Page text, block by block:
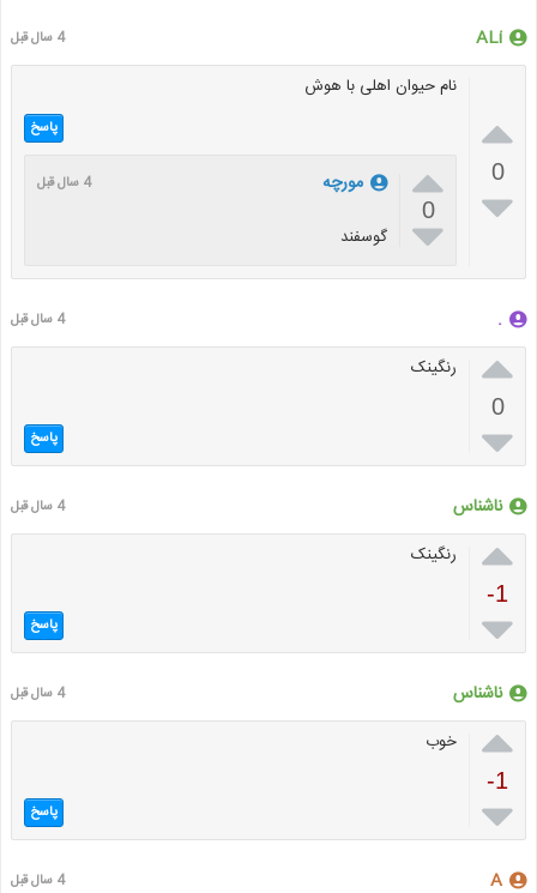
ALi 4 سال قبل

0

نام حیوان اهلی با هوش
پاسخ

0

مورچه 4 سال قبل
گوسفند
‌. 4 سال قبل

0

رنگینک
پاسخ
ناشناس 4 سال قبل

-1

رنگینک
پاسخ
ناشناس 4 سال قبل

-1

خوب
پاسخ
A 4 سال قبل